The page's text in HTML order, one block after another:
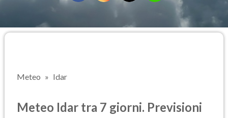
Meteo Idar
Meteo Idar tra 7 giorni. Previsioni